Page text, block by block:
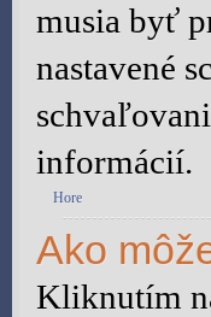
musia byť
nastavené
informácií.
Hore
Ako
Kliknutím